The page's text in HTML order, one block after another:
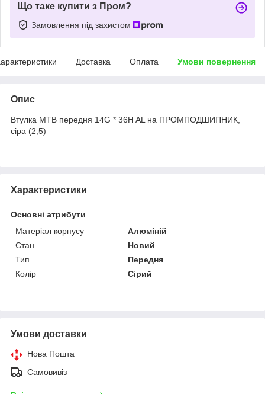
Що таке купити з Пром?
Замовлення під захистом
Доставка Оплата Умови повернення
Опис
Втулка МТВ передня 14G * 36H AL на ПРОМПОДШИПНИК,
сіра (2,5)
Характеристики
Основні атрибути
Матеріал корпусу
Алюміній
Стан
Новий
Тип
Передня
Колір
Сірий
Умови доставки
Нова Пошта
Самовивіз